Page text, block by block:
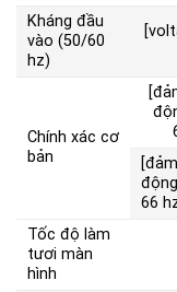
Kháng đầu
vào (50/60
hz)
Chính xác cơ
bản
66
Tốc độ làm
tươi màn
hình